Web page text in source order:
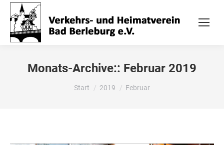
Monats-Archive:: Februar 2019
Sie befinden sich hier:
Start 2019 Februar